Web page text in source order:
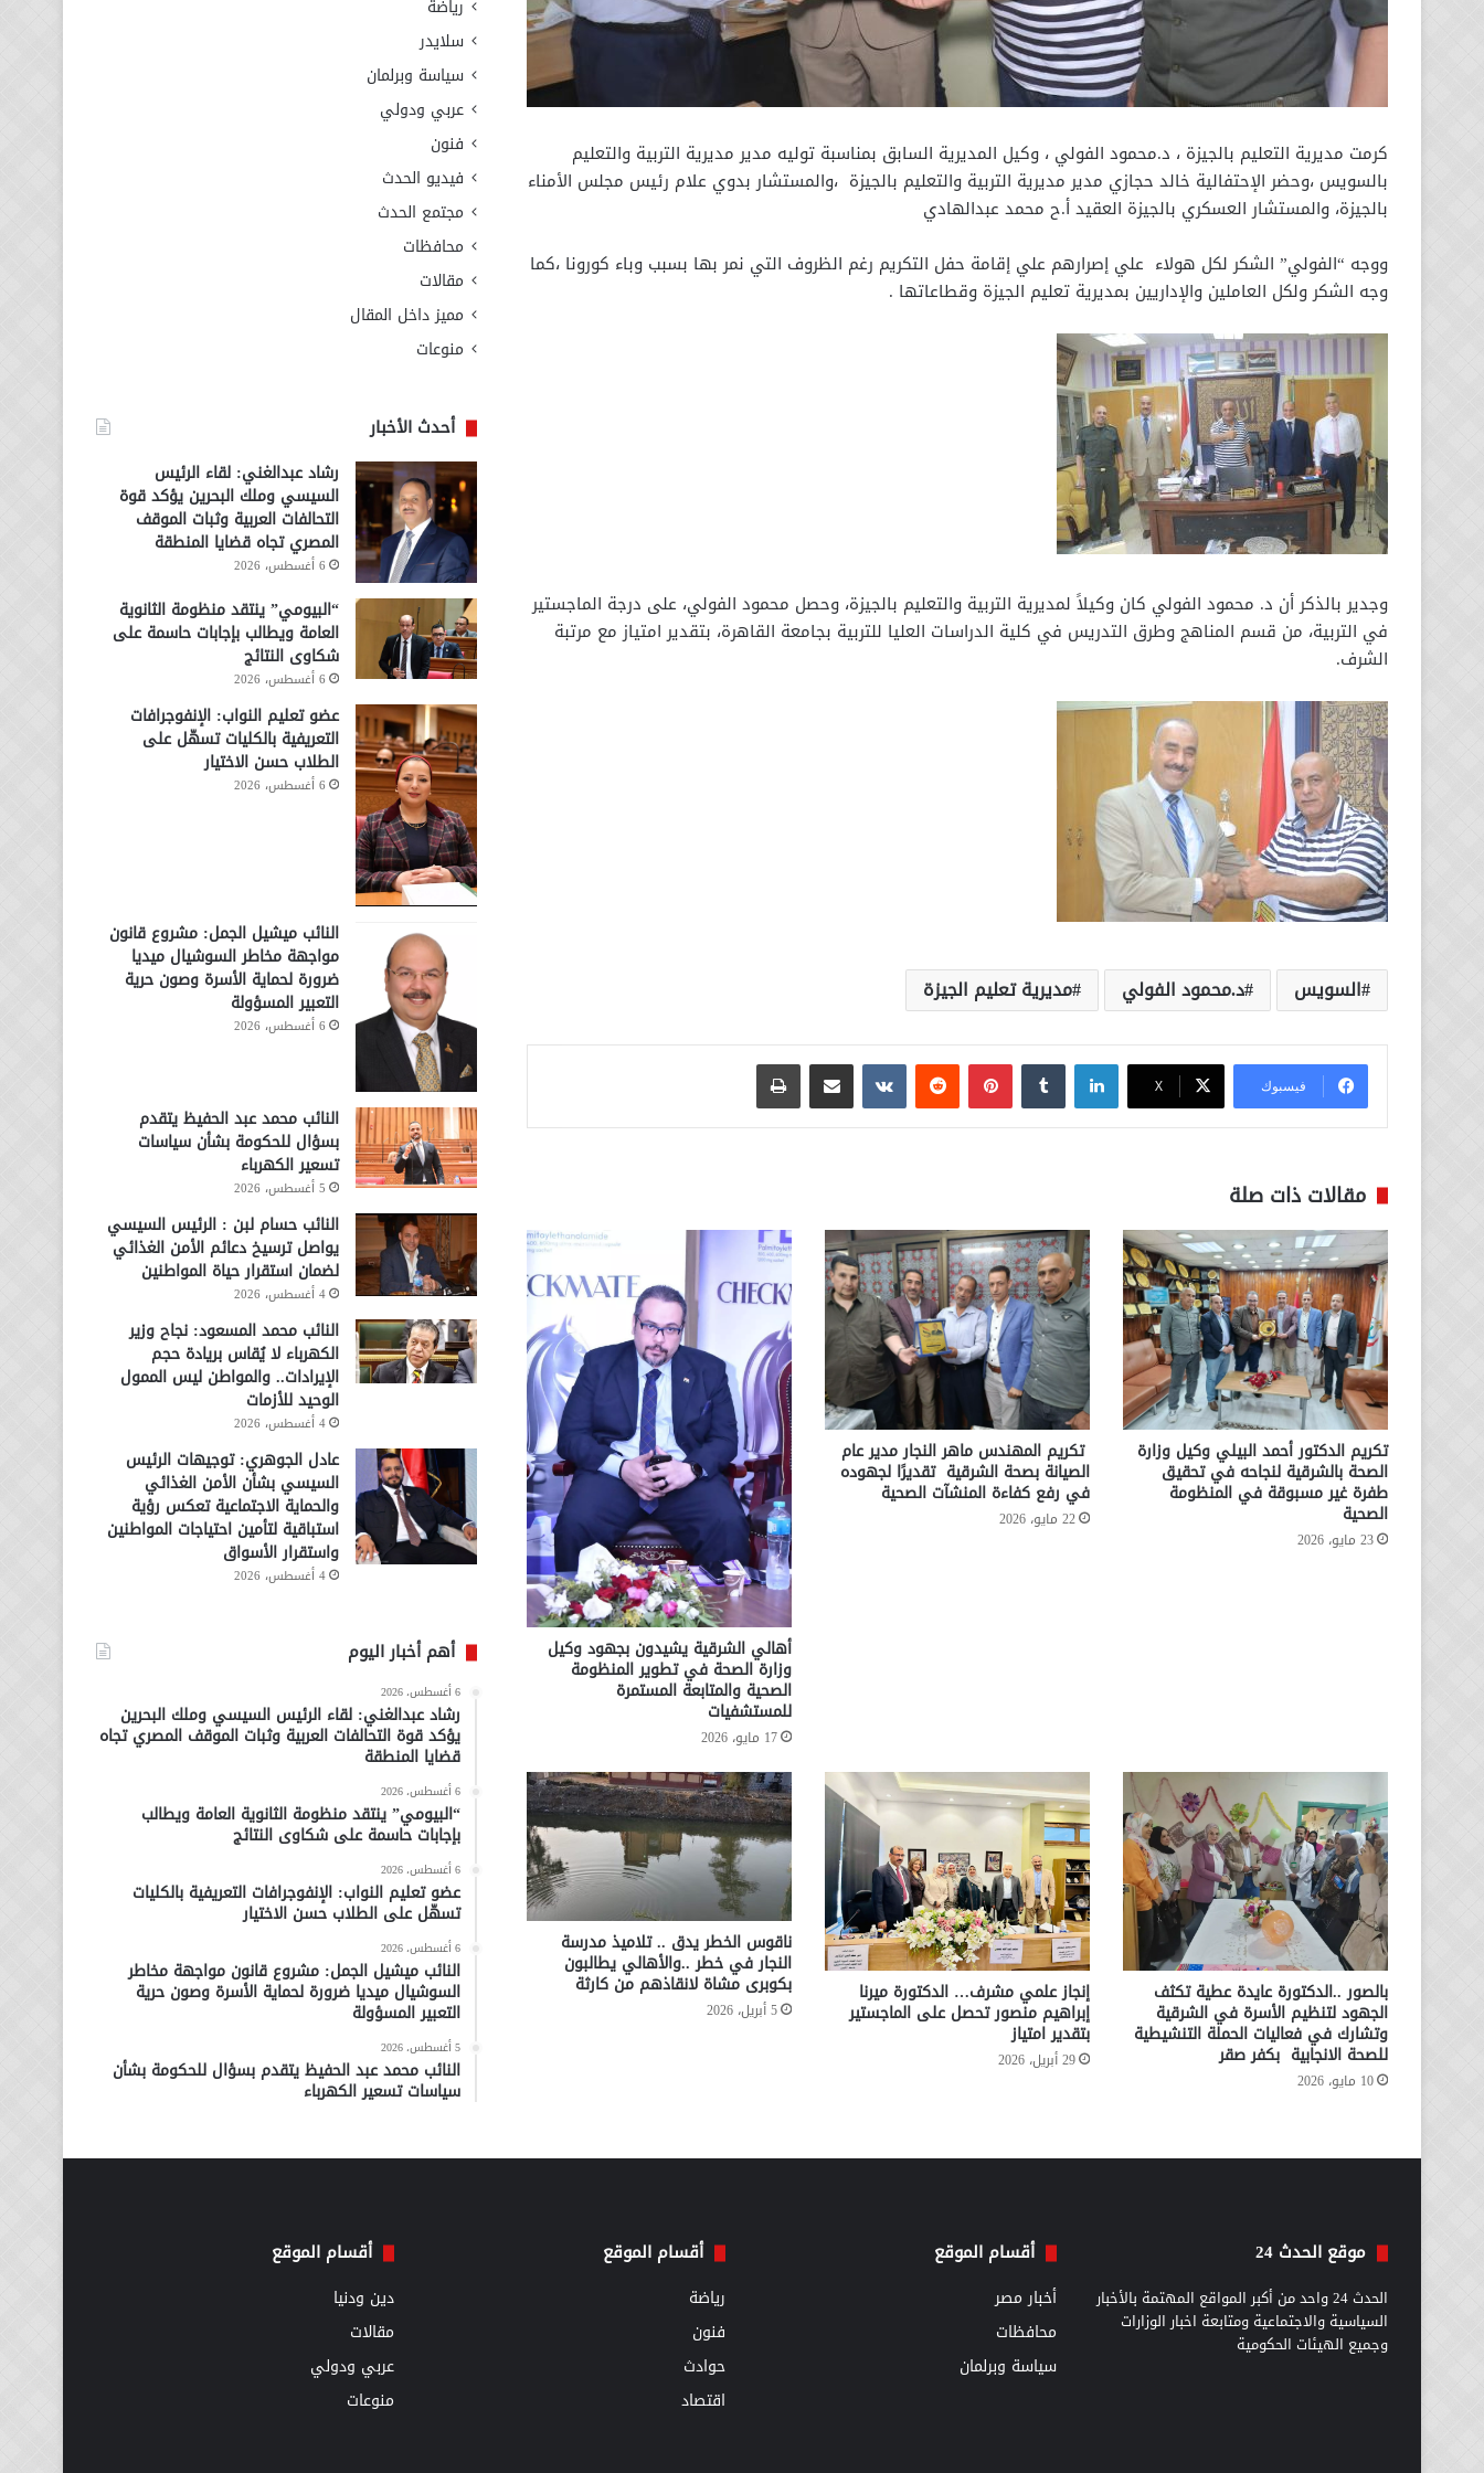
كرمت مديرية التعليم بالجيزة ، د.محمود الفولي ، وكيل المديرية السابق بمناسبة توليه مدير مديرية التربية والتعليم
بالسويس ،وحضر الإحتفالية خالد حجازي مدير مديرية التربية والتعليم بالجيزة ،والمستشار بدوي علام رئيس مجلس الأمناء
بالجيزة، والمستشار العسكري بالجيزة العقيد أ.ح محمد عبدالهادي
ووجه “الفولي” الشكر لكل هولاء علي إصرارهم علي إقامة حفل التكريم رغم الظروف التي نمر بها بسبب وباء كورونا ،كما
وجه الشكر ولكل العاملين والإداريين بمديرية تعليم الجيزة وقطاعاتها .
وجدير بالذكر أن د. محمود الفولي كان وكيلاً لمديرية التربية والتعليم بالجيزة، وحصل محمود الفولي، على درجة الماجستير
في التربية، من قسم المناهج وطرق التدريس في كلية الدراسات العليا للتربية بجامعة القاهرة، بتقدير امتياز مع مرتبة
الشرف.
السويس د.محمود الفولي مديرية تعليم الجيزة
فيسبوك ‫X
لينكدإن بينتيريست مشاركة عبر البريد طباعة
مقالات ذات صلة
تكريم الدكتور أحمد البيلي وكيل وزارة
الصحة بالشرقية لنجاحه في تحقيق
طفرة غير مسبوقة في المنظومة
الصحية
23 مايو، 2026
تكريم المهندس ماهر النجار مدير عام
الصيانة بصحة الشرقية تقديرًا لجهوده
في رفع كفاءة المنشآت الصحية
22 مايو، 2026
أهالي الشرقية يشيدون بجهود وكيل
وزارة الصحة في تطوير المنظومة
الصحية والمتابعة المستمرة
للمستشفيات
17 مايو، 2026
بالصور ..الدكتورة عايدة عطية تكثف
الجهود لتنظيم الأسرة في الشرقية
وتشارك في فعاليات الحملة التنشيطية
للصحة الانجابية بكفر صقر
10 مايو، 2026
إنجاز علمي مشرف… الدكتورة ميرنا
إبراهيم منصور تحصل على الماجستير
بتقدير امتياز
29 أبريل، 2026
ناقوس الخطر يدق .. تلاميذ مدرسة
النجار في خطر ..والأهالي يطالبون
بكوبرى مشاة لانقاذهم من كارثة
5 أبريل، 2026
رياضة
سلايدر
سياسة وبرلمان
عربي ودولي
فنون
فيديو الحدث
مجتمع الحدث
محافظات
مقالات
مميز داخل المقال
منوعات
أحدث الأخبار
رشاد عبدالغني: لقاء الرئيس
السيسي وملك البحرين يؤكد قوة
التحالفات العربية وثبات الموقف
المصري تجاه قضايا المنطقة
6 أغسطس، 2026
“البيومي” ينتقد منظومة الثانوية
العامة ويطالب بإجابات حاسمة على
شكاوى النتائج
6 أغسطس، 2026
عضو تعليم النواب: الإنفوجرافات
التعريفية بالكليات تسهّل على
الطلاب حسن الاختيار
6 أغسطس، 2026
النائب ميشيل الجمل: مشروع قانون
مواجهة مخاطر السوشيال ميديا
ضرورة لحماية الأسرة وصون حرية
التعبير المسؤولة
6 أغسطس، 2026
النائب محمد عبد الحفيظ يتقدم
بسؤال للحكومة بشأن سياسات
تسعير الكهرباء
5 أغسطس، 2026
النائب حسام لبن : الرئيس السيسي
يواصل ترسيخ دعائم الأمن الغذائي
لضمان استقرار حياة المواطنين
4 أغسطس، 2026
النائب محمد المسعود: نجاح وزير
الكهرباء لا يُقاس بريادة حجم
الإيرادات.. والمواطن ليس الممول
الوحيد للأزمات
4 أغسطس، 2026
عادل الجوهري: توجيهات الرئيس
السيسي بشأن الأمن الغذائي
والحماية الاجتماعية تعكس رؤية
استباقية لتأمين احتياجات المواطنين
واستقرار الأسواق
4 أغسطس، 2026
أهم أخبار اليوم
6 أغسطس، 2026
رشاد عبدالغني: لقاء الرئيس السيسي وملك البحرين
يؤكد قوة التحالفات العربية وثبات الموقف المصري تجاه
قضايا المنطقة
6 أغسطس، 2026
“البيومي” ينتقد منظومة الثانوية العامة ويطالب
بإجابات حاسمة على شكاوى النتائج
6 أغسطس، 2026
عضو تعليم النواب: الإنفوجرافات التعريفية بالكليات
تسهّل على الطلاب حسن الاختيار
6 أغسطس، 2026
النائب ميشيل الجمل: مشروع قانون مواجهة مخاطر
السوشيال ميديا ضرورة لحماية الأسرة وصون حرية
التعبير المسؤولة
5 أغسطس، 2026
النائب محمد عبد الحفيظ يتقدم بسؤال للحكومة بشأن
سياسات تسعير الكهرباء
موقع الحدث 24
الحدث 24 واحد من أكبر المواقع المهتمة بالأخبار
السياسية والاجتماعية ومتابعة اخبار الوزارات
وجميع الهيئات الحكومية
أقسام الموقع
أخبار مصر
محافظات
سياسة وبرلمان
أقسام الموقع
رياضة
فنون
حوادث
اقتصاد
أقسام الموقع
دين ودنيا
مقالات
عربي ودولي
منوعات